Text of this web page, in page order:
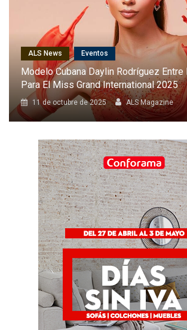
ALS News Cantantes
Karol G Será La Primera Latina En
Anual De Victoria’s Secret
8 de octubre de 2025 ALS Magazine